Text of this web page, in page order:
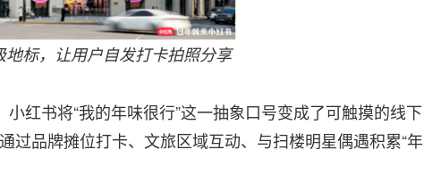
地标，让用户自发打卡拍照分享
红书将“我的年味很行”这一抽象口号变成了可触摸的线下
过品牌摊位打卡、文旅区域互动、与扫楼明星偶遇积累“年